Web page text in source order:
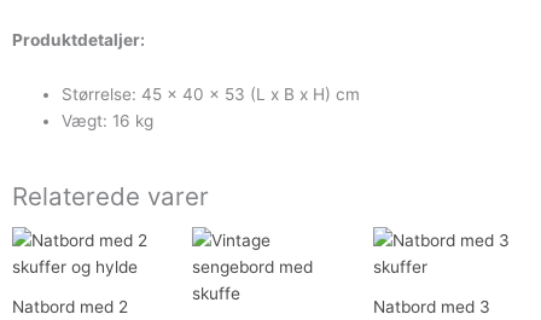
Produktdetaljer:
Størrelse: 45 x 40 x 53 (L x B x H) cm
Vægt: 16 kg
Relaterede varer
Natbord med 2
Natbord med 3